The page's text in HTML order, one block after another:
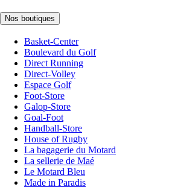
Nos boutiques
Basket-Center
Boulevard du Golf
Direct Running
Direct-Volley
Espace Golf
Foot-Store
Galop-Store
Goal-Foot
Handball-Store
House of Rugby
La bagagerie du Motard
La sellerie de Maé
Le Motard Bleu
Made in Paradis